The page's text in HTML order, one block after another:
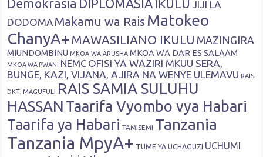
Demokrasia DIPLOMASIA IKULU JIJI LA
DODOMA Makamu wa Rais Matokeo
ChanyA+ MAWASILIANO IKULU MAZINGIRA
MIUNDOMBINU MKOA WA ARUSHA MKOA WA DAR ES SALAAM
MKOA WA PWANI NEMC OFISI YA WAZIRI MKUU SERA,
BUNGE, KAZI, VIJANA, AJIRA NA WENYE ULEMAVU RAIS
DKT. MAGUFULI RAIS SAMIA SULUHU
HASSAN Taarifa Vyombo vya Habari
Taarifa ya Habari TAMISEMI Tanzania
Tanzania MpyA+ TUME YA UCHAGUZI UCHUMI